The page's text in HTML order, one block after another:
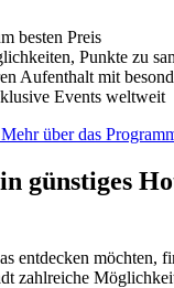
besten Preis
Punkte zu
Aufenthalt mit
Events weltweit
Mehr über das
günstiges
entdecken möchten,
zahlreiche